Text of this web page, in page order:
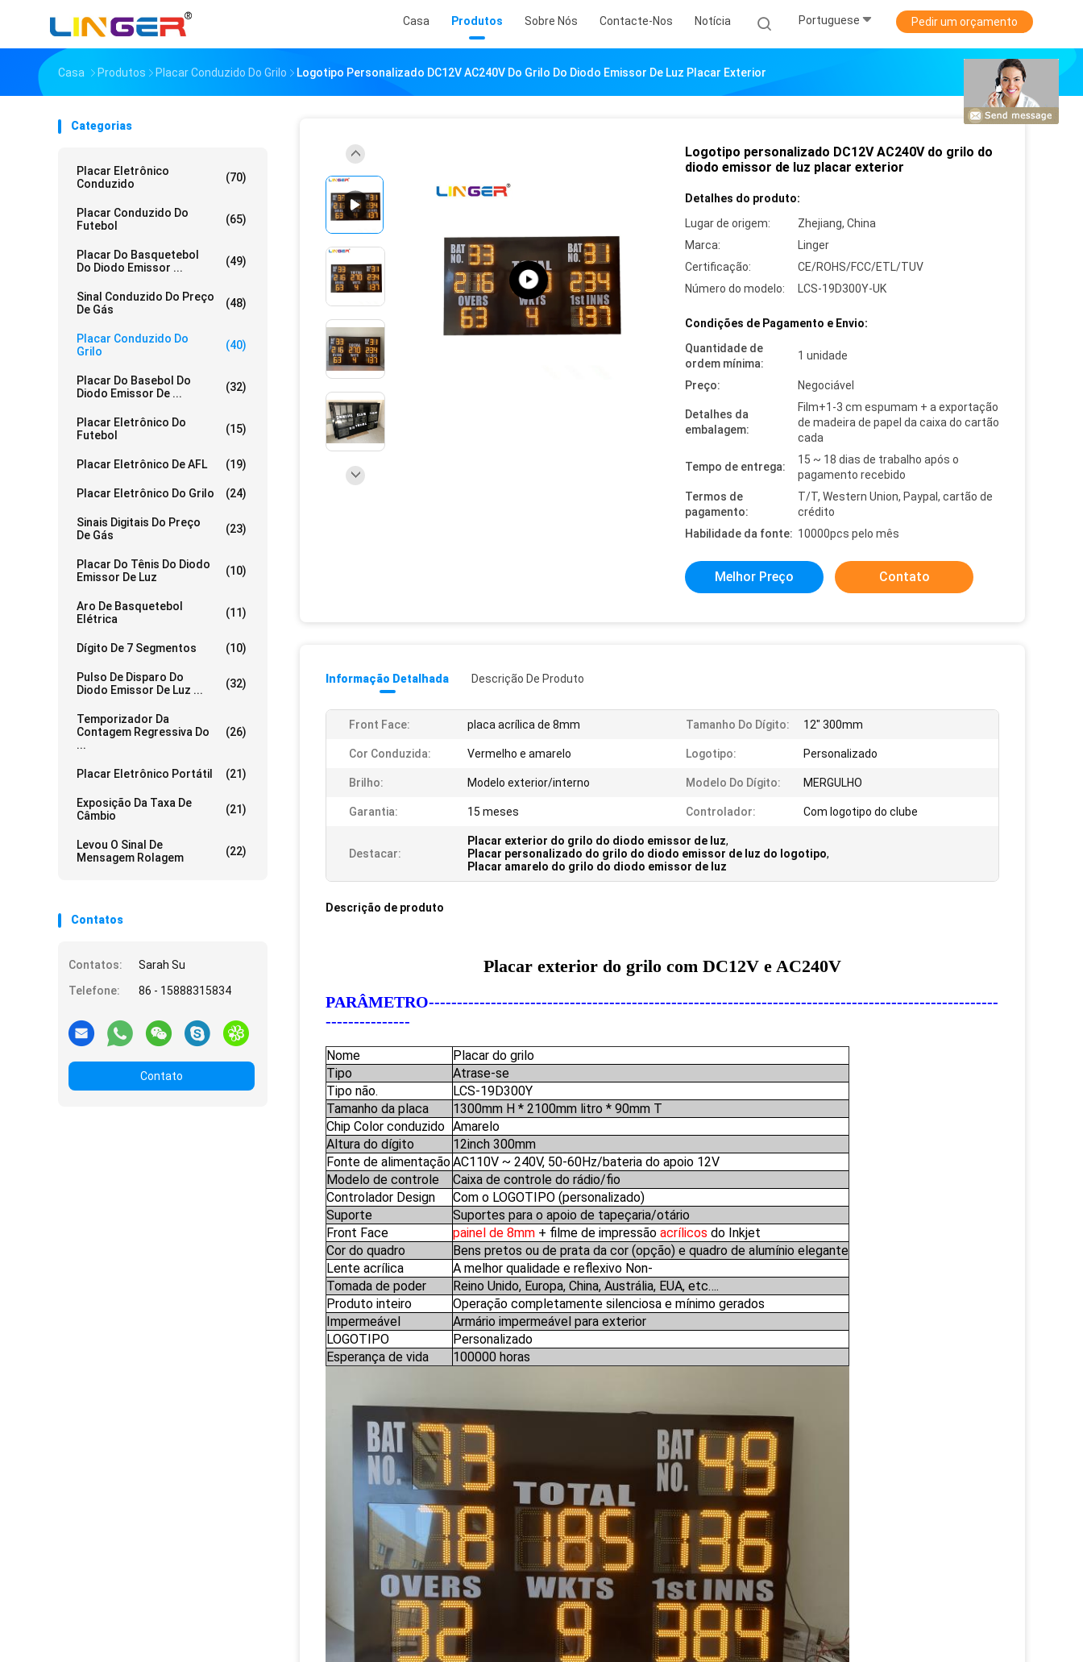
Casa Produtos Sobre Nós Contacte-Nos Notícia Portuguese Pedir um orçamento
Casa Produtos Placar Conduzido Do Grilo Logotipo Personalizado DC12V AC240V Do Grilo Do Diodo Emissor De Luz Placar Exterior
Categorias
Placar Eletrônico
Conduzido
(70)
Placar Conduzido Do
Futebol
(65)
Placar Do Basquetebol
Do Diodo Emissor ...
(49)
Sinal Conduzido Do Preço
De Gás
(48)
Placar Conduzido Do
Grilo
(40)
Placar Do Basebol Do
Diodo Emissor De ...
(32)
Placar Eletrônico Do
Futebol
(15)
Placar Eletrônico De AFL (19)
Placar Eletrônico Do Grilo (24)
Sinais Digitais Do Preço
De Gás
(23)
Placar Do Tênis Do Diodo
Emissor De Luz
(10)
Aro De Basquetebol
Elétrica
(11)
Dígito De 7 Segmentos (10)
Pulso De Disparo Do
Diodo Emissor De Luz ...
(32)
Temporizador Da
Contagem Regressiva Do
...
(26)
Placar Eletrônico Portátil (21)
Exposição Da Taxa De
Câmbio
(21)
Levou O Sinal De
Mensagem Rolagem
(22)
Contatos
Contatos:
Sarah Su
Telefone:
86 - 15888315834
Contato
Logotipo personalizado DC12V AC240V do grilo do
diodo emissor de luz placar exterior
Detalhes do produto:
Lugar de origem:
Zhejiang, China
Marca:
Linger
Certificação:
CE/ROHS/FCC/ETL/TUV
Número do modelo:
LCS-19D300Y-UK
Condições de Pagamento e Envio:
Quantidade de
ordem mínima:
1 unidade
Preço: Negociável
Detalhes da
embalagem:
Film+1-3 cm espumam + a exportação
de madeira de papel da caixa do cartão
cada
Tempo de entrega:
15 ~ 18 dias de trabalho após o
pagamento recebido
Termos de
pagamento:
T/T, Western Union, Paypal, cartão de
crédito
Habilidade da fonte: 10000pcs pelo mês
Melhor Preço Contato
Informação Detalhada Descrição De Produto
Front Face: placa acrílica de 8mm Tamanho Do Dígito: 12" 300mm
Cor Conduzida: Vermelho e amarelo Logotipo: Personalizado
Brilho: Modelo exterior/interno Modelo Do Dígito: MERGULHO
Garantia: 15 meses Controlador: Com logotipo do clube
Destacar:
Placar exterior do grilo do diodo emissor de luz,
Placar personalizado do grilo do diodo emissor de luz do logotipo,
Placar amarelo do grilo do diodo emissor de luz
Descrição de produto
Placar exterior do grilo com DC12V e AC240V
PARÂMETRO-----------------------------------------------------------------------------------------------------
---------------
Nome
Placar do grilo
Tipo
Atrase-se
Tipo não.
LCS-19D300Y
Tamanho da placa
1300mm H * 2100mm litro * 90mm T
Chip Color conduzido Amarelo
Altura do dígito
12inch 300mm
Fonte de alimentaçãoAC110V ~ 240V, 50-60Hz/bateria do apoio 12V
Modelo de controle
Caixa de controle do rádio/fio
Controlador Design
Com o LOGOTIPO (personalizado)
Suporte
Suportes para o apoio de tapeçaria/otário
Front Face
painel de 8mm + filme de impressão acrílicos do Inkjet
Cor do quadro
Bens pretos ou de prata da cor (opção) e quadro de alumínio elegante
Lente acrílica
A melhor qualidade e reflexivo Non-
Tomada de poder
Reino Unido, Europa, China, Austrália, EUA, etc….
Produto inteiro
Operação completamente silenciosa e mínimo gerados
Impermeável
Armário impermeável para exterior
LOGOTIPO
Personalizado
Esperança de vida
100000 horas